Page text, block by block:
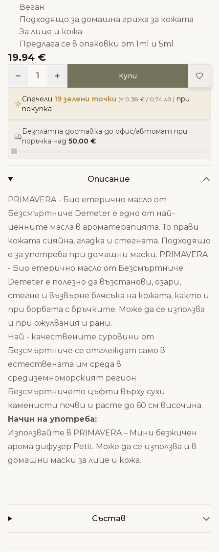
Веган
Подходящо за домашна грижа за кожата
За лице и кожа
Предлага се в опаковки от 1ml и 5ml
19.94 €
1 Купи
Спечели 19 зелени точки (≈ 0.38 € / 0.74 лв.) при
покупка
Безплатна доставка до офис/автомат при
поръчка над 50,00 €
Описание
PRIMAVERA - Био етерично масло от
Безсмъртниче Demeter е едно от най-
ценните масла в ароматерапията. То прави
кожата сияйна, гладка и стегната. Подходящо
е за употреба при домашни маски. PRIMAVERA
- Био етерично масло от Безсмъртниче
Demeter е полезно да възстанови, озари,
стегне и възвърне блясъка на кожата, както и
при борбата с бръчките. Може да се използва
и при ожулвания и рани.
Най - качествените суровини от
Безсмъртниче се отглеждат само в
естествената им среда в
средиземноморският регион.
Безсмъртничето цъфти върху сухи
каменисти почви и расте до 60 см височина.
Начин на употреба:
Използвайте в PRIMAVERA – Мини безжичен
арома дифузер Petit. Може да се използва и в
домашни маски за лице и кожа.
Състав